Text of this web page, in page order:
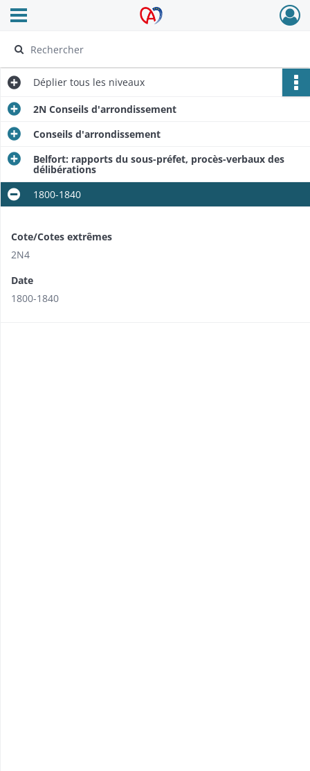
Archives Alsace - Colmar
Ouvrir le menu déroulant
Déplier tous les niveaux
2N Conseils d'arrondissement
Conseils d'arrondissement
Belfort: rap­ports du sous-préfet, procès-verbaux des
délibérations
1800-1840
Cote/Cotes extrêmes
2N4
Date
1800-1840